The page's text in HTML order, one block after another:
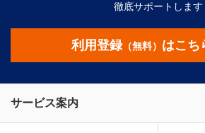
徹底サポートします
利用登録（無料） はこち
サービス案内